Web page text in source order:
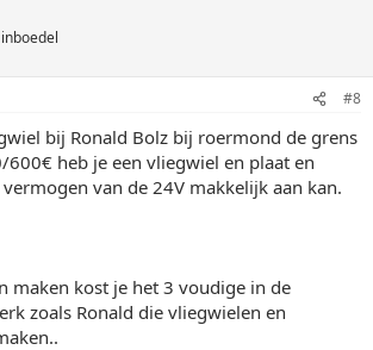
#8
bij Ronald Bolz bij roermond de grens
heb je een vliegwiel en plaat en
van de 24V makkelijk aan kan.
maken kost je het 3 voudige in de
zoals Ronald die vliegwielen en